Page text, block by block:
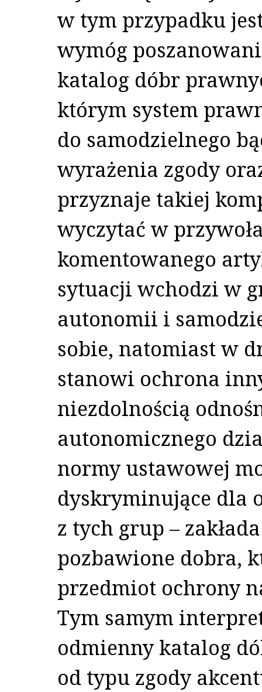
w tym przypadku
wymóg
katalog dóbr
którym system
do samodzielnego
wyrażenia zgody
przyznaje takiej
wyczytać w
komentowanego
sytuacji wchodzi w
autonomii i
sobie, natomiast w
stanowi ochrona
niezdolnością
autonomicznego
normy ustawowej
dyskryminujące dla
z tych grup –
pozbawione dobra,
przedmiot ochrony
Tym samym
odmienny katalog
od typu zgody